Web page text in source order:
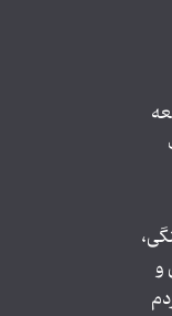
و